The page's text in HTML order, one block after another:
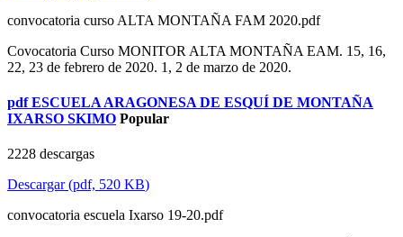
convocatoria curso ALTA MONTAÑA FAM 2020.pdf
Covocatoria Curso MONITOR ALTA MONTAÑA EAM. 15, 16,
22, 23 de febrero de 2020. 1, 2 de marzo de 2020.
pdf ESCUELA ARAGONESA DE ESQUÍ DE MONTAÑA
IXARSO SKIMO Popular
2228 descargas
Descargar(pdf, 520 KB)
convocatoria escuela Ixarso 19-20.pdf